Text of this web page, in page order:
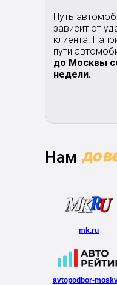
Путь
зависит от
клиента.
пути
до Москвы
недели.
avtopodbor-
mk.ru
Нам